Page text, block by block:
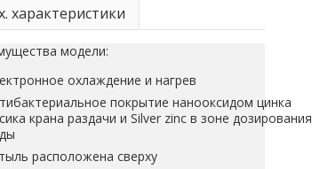
характеристики
модели:
охлаждение и нагрев
покрытие нанооксидом цинка
крана раздачи и Silver zinc в зоне дозирования
расположена сверху